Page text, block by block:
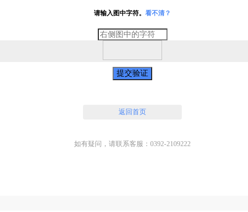
请输入图中字符。 看不清？
提交验证
返回首页
如有疑问，请联系客服：0392-2109222